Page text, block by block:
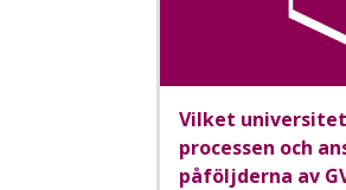
Vilket
processen och
påföljderna av